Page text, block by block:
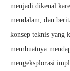
menjadi dikenal
mendalam, dan
konsep teknis yang
membuatnya
mengeksplorasi